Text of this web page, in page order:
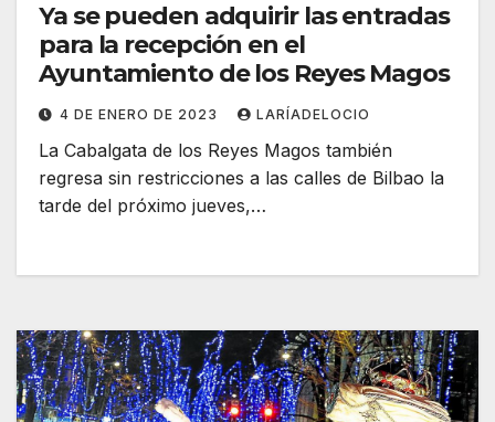
Ya se pueden adquirir las entradas
para la recepción en el
Ayuntamiento de los Reyes Magos
4 DE ENERO DE 2023 LARÍADELOCIO
La Cabalgata de los Reyes Magos también
regresa sin restricciones a las calles de Bilbao la
tarde del próximo jueves,…